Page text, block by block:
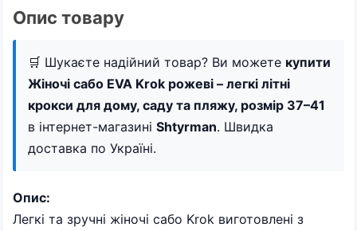
Опис товару
🛒 Шукаєте надійний товар? Ви можете купити
Жіночі сабо EVA Krok рожеві – легкі літні
крокси для дому, саду та пляжу, розмір 37–41
в інтернет-магазині Shtyrman. Швидка
доставка по Україні.
Опис:
Легкі та зручні жіночі сабо Krok виготовлені з